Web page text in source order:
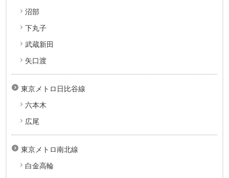
沼部
下丸子
武蔵新田
矢口渡
東京メトロ日比谷線
六本木
広尾
東京メトロ南北線
白金高輪